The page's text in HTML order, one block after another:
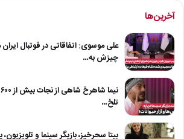
آخرین‌ها
علی موسوی: اتفاقاتی در فوتبال
چیزش به…
تلخ…
بیتا سحرخیز، بازیگر سینما و